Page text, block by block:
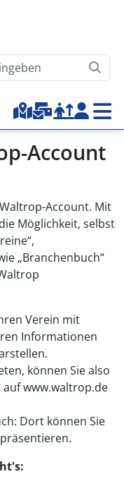
Top-Menu
Account
Account. Mit
Möglichkeit, selbst
„Branchenbuch“
Verein mit
Informationen
können Sie also
www.waltrop.de
Dort können Sie